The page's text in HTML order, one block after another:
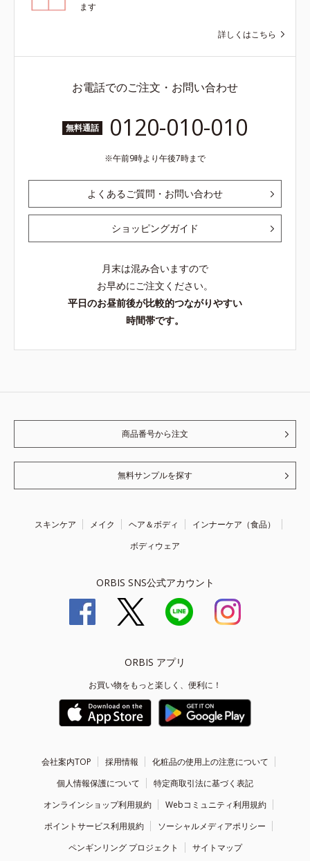
ます
詳しくはこちら
お電話でのご注文・お問い合わせ
無料通話 0120-010-010
午前9時より午後7時まで
よくあるご質問・お問い合わせ
ショッピングガイド
月末は混み合いますので
お早めにご注文ください。
平日のお昼前後が比較的つながりやすい
時間帯です。
商品番号から注文
無料サンプルを探す
スキンケア メイク ヘア＆ボディ
インナーケア（食品）
ボディウェア
ORBIS SNS公式アカウント
ORBIS アプリ
お買い物をもっと楽しく、便利に！
会社案内TOP 採用情報
化粧品の使用上の注意について
個人情報保護について
特定商取引法に基づく表記
オンラインショップ利用規約
Webコミュニティ利用規約
ポイントサービス利用規約
ソーシャルメディアポリシー
ペンギンリング プロジェクト
サイトマップ